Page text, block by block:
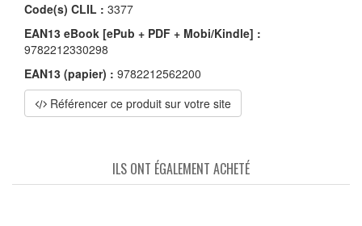
Code(s) CLIL : 3377
EAN13 eBook [ePub + PDF + Mobi/Kindle] :
9782212330298
EAN13 (papier) : 9782212562200
Référencer ce produit sur votre site
ILS ONT ÉGALEMENT ACHETÉ